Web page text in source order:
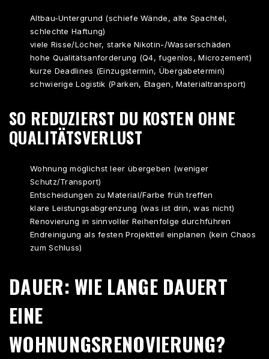
Altbau-Untergrund (schiefe Wände, alte Spachtel,
schlechte Haftung)
viele Risse/Löcher, starke Nikotin-/Wasserschäden
hohe Qualitätsanforderung (Q4, fugenlos, Microzement)
kurze Deadlines (Einzugstermin, Übergabetermin)
schwierige Logistik (Parken, Etagen, Materialtransport)
SO REDUZIERST DU KOSTEN OHNE
QUALITÄTSVERLUST
Wohnung möglichst leer übergeben (weniger
Schutz/Transport)
Entscheidungen zu Material/Farbe früh treffen
klare Leistungsabgrenzung (was ist drin, was nicht)
Renovierung in sinnvoller Reihenfolge durchführen
Endreinigung als festen Projektteil einplanen (kein Chaos
zum Schluss)
DAUER: WIE LANGE DAUERT
EINE
WOHNUNGSRENOVIERUNG?